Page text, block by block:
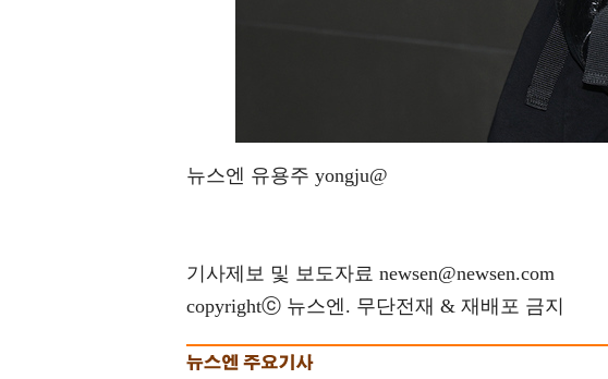
뉴스엔 유용주 yongju@
기사제보 및 보도자료 newsen@newsen.com
copyrightⓒ 뉴스엔. 무단전재 & 재배포 금지